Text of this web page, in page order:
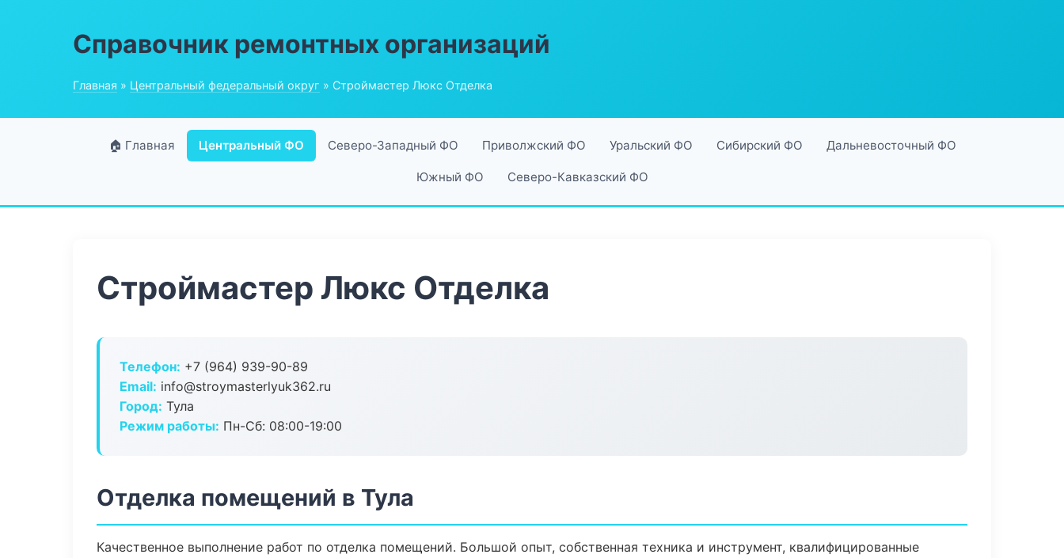
Справочник ремонтных организаций
Главная » Центральный федеральный округ » Строймастер Люкс Отделка
🏠 Главная Центральный ФО Северо-Западный ФО Приволжский ФО Уральский ФО Сибирский ФО Дальневосточный ФО
Южный ФО Северо-Кавказский ФО
Строймастер Люкс Отделка
Телефон: +7 (964) 939-90-89
Email: info@stroymasterlyuk362.ru
Город: Тула
Режим работы: Пн-Сб: 08:00-19:00
Отделка помещений в Тула
Качественное выполнение работ по отделка помещений. Большой опыт, собственная техника и инструмент, квалифицированные